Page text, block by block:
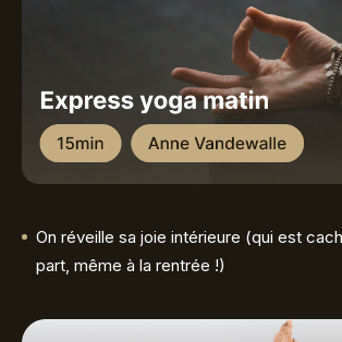
On réveille sa joie intérieure (qui est
part, même à la rentrée !)